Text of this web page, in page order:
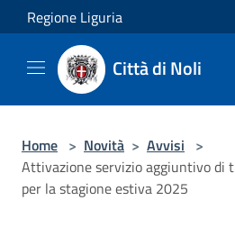
Salta al contenuto principale
Regione Liguria
Città di Noli
Home > Novità > Avvisi >
Attivazione servizio aggiuntivo di
per la stagione estiva 2025